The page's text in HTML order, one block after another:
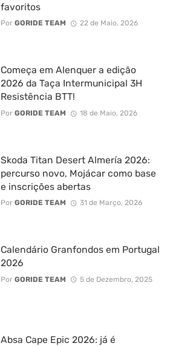
favoritos
Por GORIDE TEAM 22 de Maio, 2026
Começa em Alenquer a edição
2026 da Taça Intermunicipal 3H
Resistência BTT!
Por GORIDE TEAM 18 de Maio, 2026
Skoda Titan Desert Almería 2026:
percurso novo, Mojácar como base
e inscrições abertas
Por GORIDE TEAM 31 de Março, 2026
Calendário Granfondos em Portugal
2026
Por GORIDE TEAM 5 de Dezembro, 2025
Absa Cape Epic 2026: já é